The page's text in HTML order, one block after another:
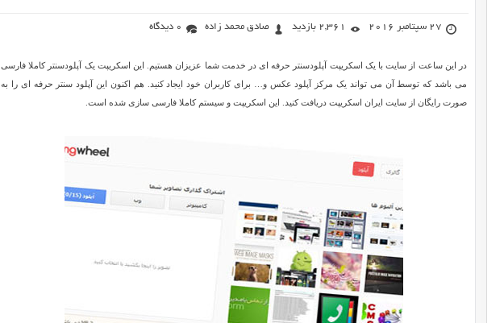
27 سپتامبر 2016 2,361 بازدید صادق محمد زاده 0 دیدگاه
در این ساعت از سایت با یک اسکریپت آپلودسنتر حرفه ای در خدمت شما عزیزان هستیم. این اسکریپت یک آپلودسنتر کاملا فارسی
می باشد که توسط آن می تواند یک مرکز آپلود عکس و… برای کاربران خود ایجاد کنید. هم اکنون این آپلود سنتر حرفه ای را به
صورت رایگان از سایت ایران اسکریپت دریافت کنید. این اسکریپت و سیستم کاملا فارسی سازی شده است.